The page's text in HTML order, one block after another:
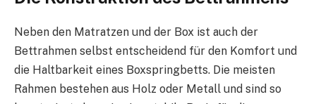
Neben den Matratzen und der Box ist auch der
Bettrahmen selbst entscheidend für den Komfort und
die Haltbarkeit eines Boxspringbetts. Die meisten
Rahmen bestehen aus Holz oder Metall und sind so